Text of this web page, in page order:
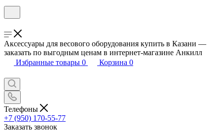
Аксессуары для весового оборудования купить в Казани —
заказать по выгодным ценам в интернет-магазине Анкилл
Избранные товары 0 Корзина 0
Телефоны
+7 (950) 170-55-77
Заказать звонок